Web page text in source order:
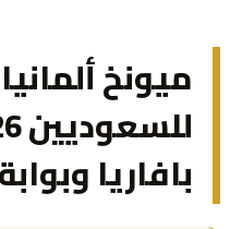
ميونخ ألمانيا
بافاريا